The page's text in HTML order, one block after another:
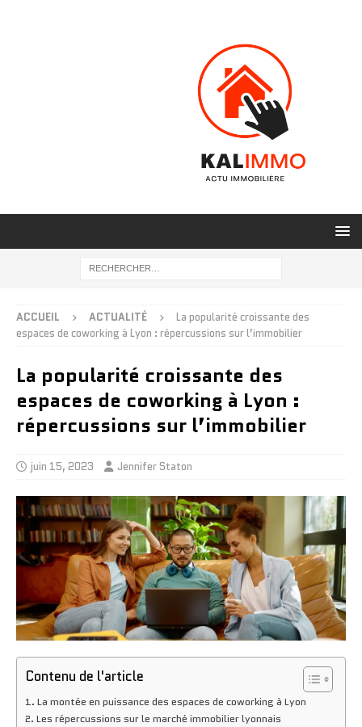
ACCUEIL ACTUALITÉ
La popularité croissante des
espaces de coworking à Lyon : répercussions sur l’immobilier
La popularité croissante des
espaces de coworking à Lyon :
répercussions sur l’immobilier
juin 15, 2023 Jennifer Staton
Contenu de l'article
La montée en puissance des espaces de coworking à Lyon
Les répercussions sur le marché immobilier lyonnais